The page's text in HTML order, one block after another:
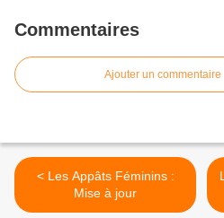
Commentaires
Ajouter un commentaire
< Les Appâts Féminins :
Mise à jour